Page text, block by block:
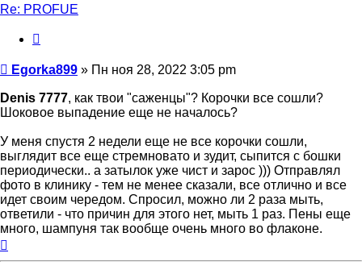
Re: PROFUE
Сообщение
Egorka899 » Пн ноя 28, 2022 3:05 pm
Denis 7777, как твои "саженцы"? Корочки все сошли?
Шоковое выпадение еще не началось?
У меня спустя 2 недели еще не все корочки сошли,
выглядит все еще стремновато и зудит, сыпится с бошки
периодически.. а затылок уже чист и зарос ))) Отправлял
фото в клинику - тем не менее сказали, все отлично и все
идет своим чередом. Спросил, можно ли 2 раза мыть,
ответили - что причин для этого нет, мыть 1 раз. Пены еще
много, шампуня так вообще очень много во флаконе.